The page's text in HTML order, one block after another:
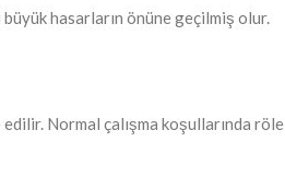
hasarların önüne geçilmiş olur.
Normal çalışma koşullarında röle